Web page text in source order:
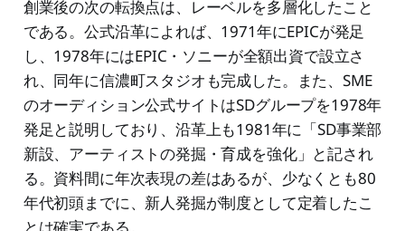
創業後の次の転換点は、レーベルを多層化したこと
である。公式沿革によれば、1971年にEPICが発足
し、1978年にはEPIC・ソニーが全額出資で設立さ
れ、同年に信濃町スタジオも完成した。また、SME
のオーディション公式サイトはSDグループを1978年
発足と説明しており、沿革上も1981年に「SD事業部
新設、アーティストの発掘・育成を強化」と記され
る。資料間に年次表現の差はあるが、少なくとも80
年代初頭までに、新人発掘が制度として定着したこ
とは確実である。